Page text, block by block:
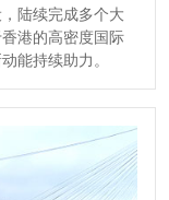
陆续完成多个大
港的高密度国际
能持续助力。